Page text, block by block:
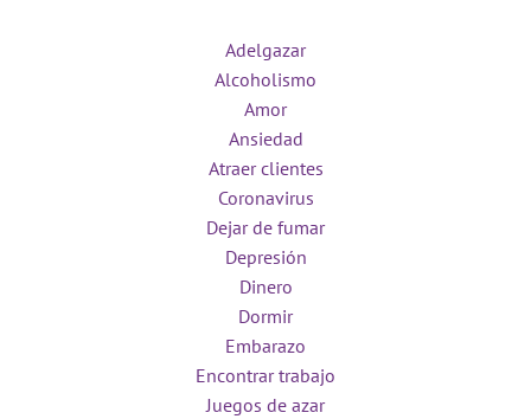
Adelgazar
Alcoholismo
Amor
Ansiedad
Atraer clientes
Coronavirus
Dejar de fumar
Depresión
Dinero
Dormir
Embarazo
Encontrar trabajo
Juegos de azar